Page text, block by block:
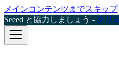
メインコンテンツまでスキップ
Seeed と協力しましょう - クリ